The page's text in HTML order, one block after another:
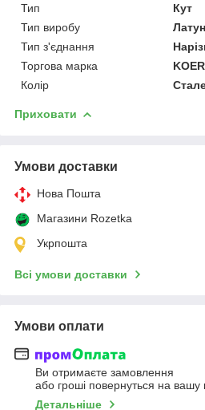
Тип
Кут
Тип виробу
Тип з'єднання
Торгова марка
KOER
Колір
Приховати
Умови доставки
Нова Пошта
Магазини Rozetka
Укрпошта
Всі умови доставки
Умови оплати
Ви отримаєте замовлення
або гроші повернуться на вашу
Детальніше